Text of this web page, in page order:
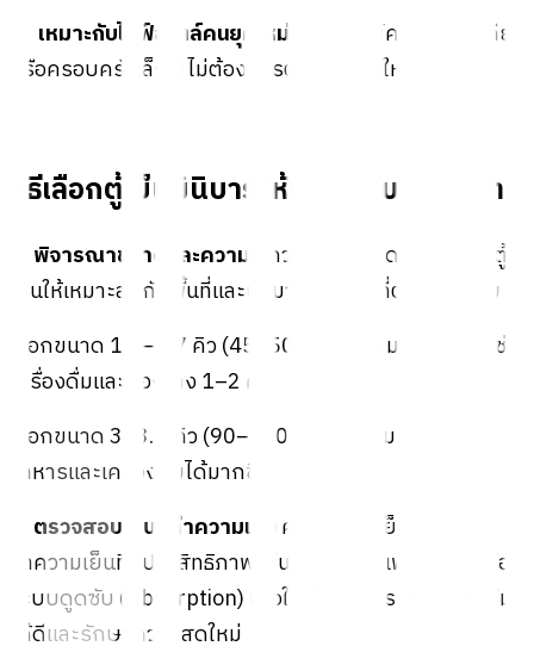
7. เหมาะกับไลฟ์สไตล์คนยุคใหม่ ตอบโจทย์คนที่อยู่คนเดียว
หรือครอบครัวเล็ก ที่ไม่ต้องการตู้เย็นขนาดใหญ่
วิธีเลือกตู้เย็นมินิบาร์ให้เหมาะกับการใช้งาน
1. พิจารณาขนาดและความจุ
ควรเลือกขนาดและความจุตู้
เย็นให้เหมาะสมกับพื้นที่และปริมาณสิ่งของที่ต้องการเก็บ
เลือกขนาด 1.5–1.7 คิว (45–50 ลิตร) – เหมาะสำหรับแช่
เครื่องดื่มและของว่าง 1–2 คน
เลือกขนาด 3–3.5 คิว (90–100 ลิตร) – เพิ่มพื้นที่เก็บ
อาหารและเครื่องดื่มได้มากขึ้น
2. ตรวจสอบระบบทำความเย็น
ควรเลือกตู้เย็นที่มีระบบ
ทำความเย็นที่มีประสิทธิภาพ เช่น ระบบคอมเพรสเซอร์หรือ
ระบบดูดซับ (Absorption) เพื่อให้เก็บอาหารและเครื่องดื่ม
ได้ดีและรักษาความสดใหม่